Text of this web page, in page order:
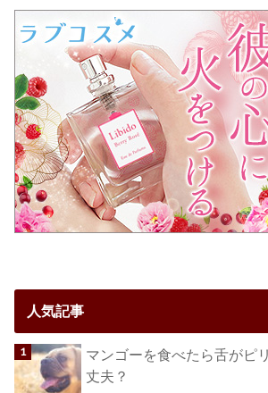
人気記事
マンゴーを食べたら舌がピ
丈夫？